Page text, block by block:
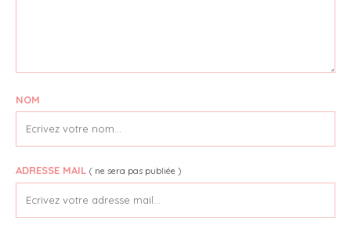
NOM
ADRESSE MAIL ( ne sera pas publiée )